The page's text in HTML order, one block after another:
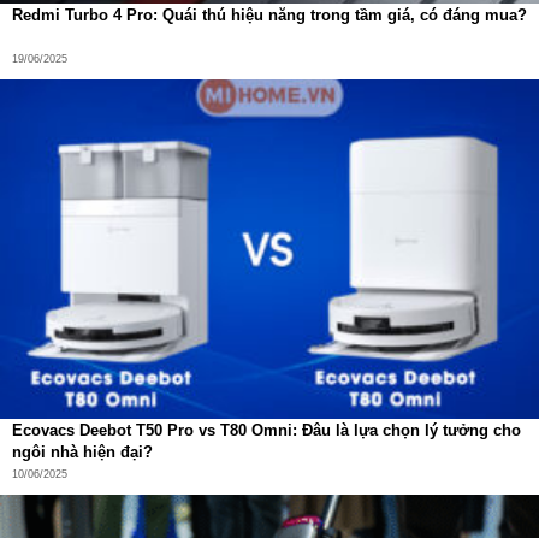
Ứng Dụng ECOVACS HOME – Điều Khiển
Toàn Diện Chỉ Với Một Chạm
Tất cả các tính năng thông minh của Deebot Mini đều
được quản lý quaứng dụng ECOVACS HOME
trên điện
Redmi Turbo 4 Pro: Quái thú hiệu năng trong tầm giá, có đáng mua?
19/06/2025
Ecovacs Deebot T50 Pro vs T80 Omni: Đâu là lựa chọn lý tưởng cho
ngôi nhà hiện đại?
10/06/2025